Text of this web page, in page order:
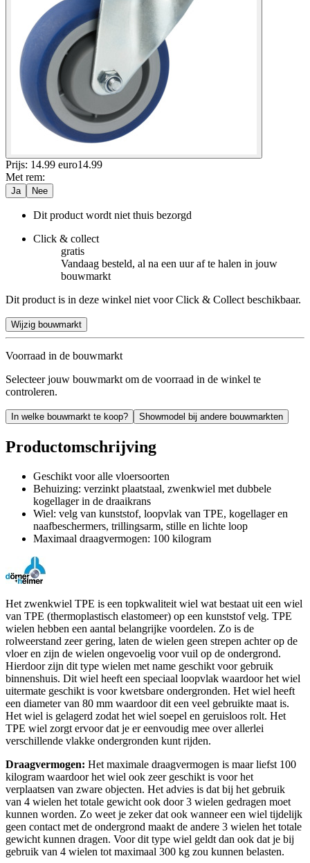
Prijs: 14.99 euro14.99
Met rem:
Ja Nee
Dit product wordt niet thuis bezorgd
Click & collect
gratis
Vandaag besteld, al na een uur af te halen in jouw
bouwmarkt
Dit product is in deze winkel niet voor Click & Collect beschikbaar.
Wijzig bouwmarkt
Voorraad in de bouwmarkt
Selecteer jouw bouwmarkt om de voorraad in de winkel te
controleren.
In welke bouwmarkt te koop? Showmodel bij andere bouwmarkten
Productomschrijving
Geschikt voor alle vloersoorten
Behuizing: verzinkt plaatstaal, zwenkwiel met dubbele
kogellager in de draaikrans
Wiel: velg van kunststof, loopvlak van TPE, kogellager en
naafbeschermers, trillingsarm, stille en lichte loop
Maximaal draagvermogen: 100 kilogram
Het zwenkwiel TPE is een topkwaliteit wiel wat bestaat uit een wiel
van TPE (thermoplastisch elastomeer) op een kunststof velg. TPE
wielen hebben een aantal belangrijke voordelen. Zo is de
rolweerstand zeer gering, laten de wielen geen strepen achter op de
vloer en zijn de wielen ongevoelig voor vuil op de ondergrond.
Hierdoor zijn dit type wielen met name geschikt voor gebruik
binnenshuis. Dit wiel heeft een speciaal loopvlak waardoor het wiel
uitermate geschikt is voor kwetsbare ondergronden. Het wiel heeft
een diameter van 80 mm waardoor dit een veel gebruikte maat is.
Het wiel is gelagerd zodat het wiel soepel en geruisloos rolt. Het
TPE wiel zorgt ervoor dat je er eenvoudig mee over allerlei
verschillende vlakke ondergronden kunt rijden.
Draagvermogen: Het maximale draagvermogen is maar liefst 100
kilogram waardoor het wiel ook zeer geschikt is voor het
verplaatsen van zware objecten. Het advies is dat bij het gebruik
van 4 wielen het totale gewicht ook door 3 wielen gedragen moet
kunnen worden. Zo weet je zeker dat ook wanneer een wiel tijdelijk
geen contact met de ondergrond maakt de andere 3 wielen het totale
gewicht kunnen dragen. Voor dit type wiel geldt dan ook dat je bij
gebruik van 4 wielen tot maximaal 300 kg zou kunnen belasten.